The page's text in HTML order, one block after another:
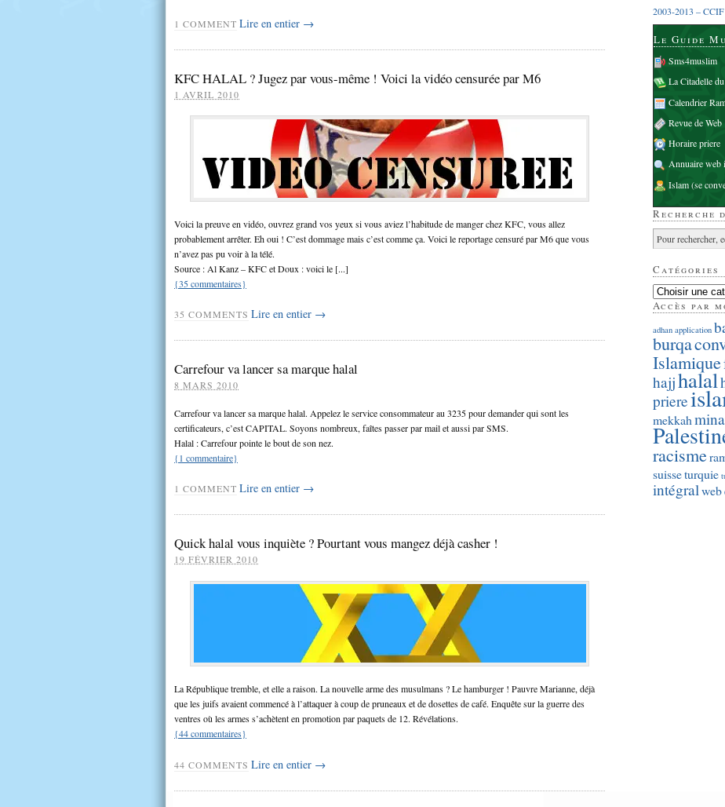
1 COMMENT Lire en entier →
KFC HALAL ? Jugez par vous-même ! Voici la vidéo censurée par M6
1 AVRIL 2010
Voici la preuve en vidéo, ouvrez grand vos yeux si vous aviez l’habitude de manger chez KFC, vous allez
probablement arrêter. Eh oui ! C’est dommage mais c’est comme ça. Voici le reportage censuré par M6 que vous
n’avez pas pu voir à la télé.
Source : Al Kanz – KFC et Doux : voici le [...]
{35commentaires}
35 COMMENTS Lire en entier →
Carrefour va lancer sa marque halal
8 MARS 2010
Carrefour va lancer sa marque halal. Appelez le service consommateur au 3235 pour demander qui sont les
certificateurs, c’est CAPITAL. Soyons nombreux, faîtes passer par mail et aussi par SMS.
Halal : Carrefour pointe le bout de son nez.
{ 1 commentaire}
1 COMMENT Lire en entier →
Quick halal vous inquiète ? Pourtant vous mangez déjà casher !
19 FÉVRIER 2010
La République tremble, et elle a raison. La nouvelle arme des musulmans ? Le hamburger ! Pauvre Marianne, déjà
que les juifs avaient commencé à l’attaquer à coup de pruneaux et de dosettes de café. Enquête sur la guerre des
ventres où les armes s’achètent en promotion par paquets de 12. Révélations.
{44commentaires}
44 COMMENTS Lire en entier →
2003-2013 –
Le Guide
Sms4muslim
La Citadelle
Calendrier
Revue de Web
Horaire priere
Annuaire web
Islam(se
Recherche
Catégories
Accès par
adhan application
burqa
Islamique
hajjhalal
priere
mekkah
racisme
suisseturquie
intégralweb